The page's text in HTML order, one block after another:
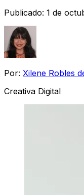
Publicado: 1 de
Por: Xilene Robles
Creativa Digital